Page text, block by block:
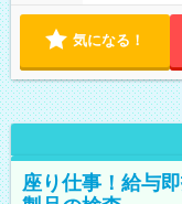
ます。 ※曜日
気になる！
座り仕事！給与